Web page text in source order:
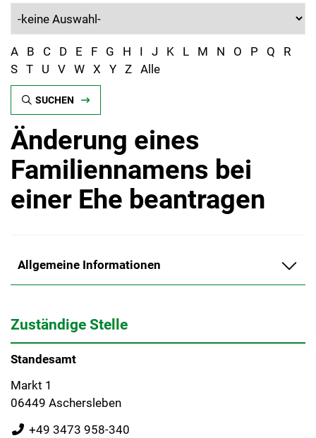
A B C D E F G H I J K L M N O P Q
R
S T U V W X Y Z Alle
SUCHEN
Änderung eines
Familiennamens bei
einer Ehe beantragen
Allgemeine Informationen
Zuständige Stelle
Standesamt
Markt 1
06449 Aschersleben
+49 3473 958-340